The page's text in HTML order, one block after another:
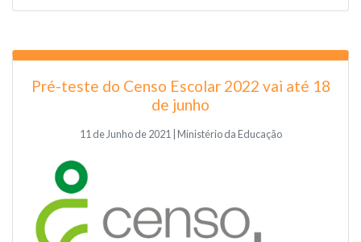
Pré-teste do Censo Escolar 2022 vai até 18
de junho
11 de Junho de 2021 | Ministério da Educação